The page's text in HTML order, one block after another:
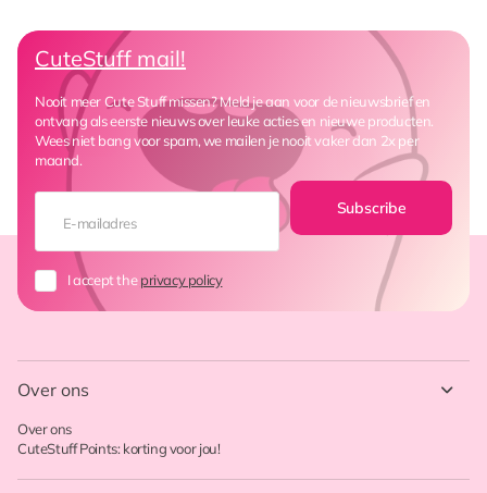
CuteStuff mail!
Nooit meer Cute Stuff missen? Meld je aan voor de nieuwsbrief en
ontvang als eerste nieuws over leuke acties en nieuwe producten.
Wees niet bang voor spam, we mailen je nooit vaker dan 2x per
maand.
Subscribe
I accept theprivacy policy
Over ons
Over ons
CuteStuff Points: korting voor jou!